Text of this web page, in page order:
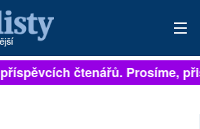
čtenářů. Prosíme,